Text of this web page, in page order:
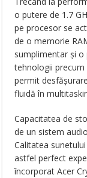
o putere de 1.7
pe procesor se
de o memorie
sumplimentar și o
tehnologii precum
permit
fluidă în
Capacitatea de
de un sistem
Calitatea
astfel perfect
încorporat Acer